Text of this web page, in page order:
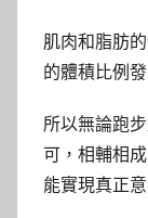
肌肉和脂肪
的體積比例
所以無論跑
可，相輔相
能實現真正